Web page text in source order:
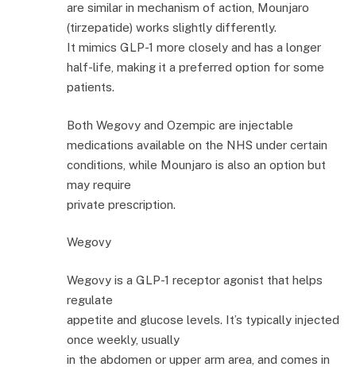
are similar in mechanism of action, Mounjaro
(tirzepatide) works slightly differently.
It mimics GLP-1 more closely and has a longer
half-life, making it a preferred option for some
patients.
Both Wegovy and Ozempic are injectable
medications available on the NHS under certain
conditions, while Mounjaro is also an option but
may require
private prescription.
Wegovy
Wegovy is a GLP-1 receptor agonist that helps
regulate
appetite and glucose levels. It’s typically injected
once weekly, usually
in the abdomen or upper arm area, and comes in